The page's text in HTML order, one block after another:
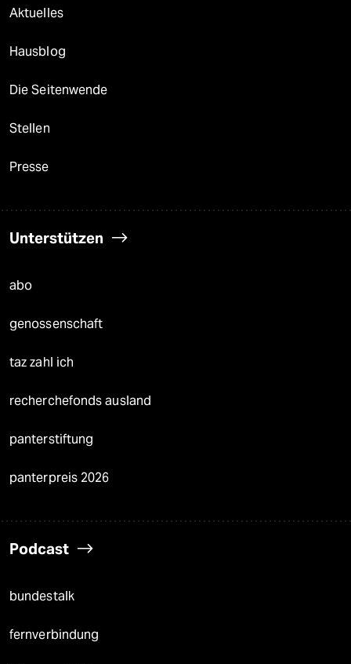
Aktuelles
Hausblog
Die Seitenwende
Stellen
Presse
Unterstützen
abo
genossenschaft
taz zahl ich
recherchefonds ausland
panterstiftung
panterpreis 2026
Podcast
bundestalk
fernverbindung